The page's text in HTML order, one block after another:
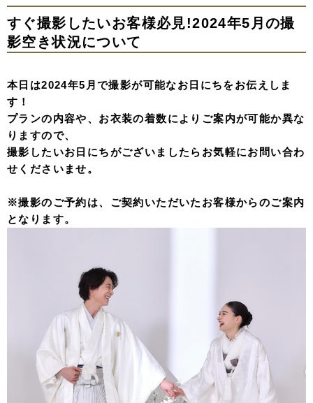
すぐ撮影したいお客様必見!2024年5月の撮
影空き状況について
本日は2024年5月で撮影が可能なお日にちをお伝えしま
す！
プランの内容や、お衣装の着数によりご案内が可能か異な
りますので、
撮影したいお日にちがございましたらお気軽にお問い合わ
せくださいませ。
※撮影のご予約は、ご契約いただいたお客様からのご案内
となります。